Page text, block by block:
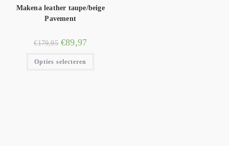
Makena leather taupe/beige
Pavement
€179,95 €89,97
Opties selecteren